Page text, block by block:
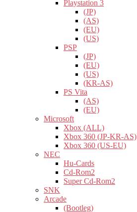
Playstation 3
(JP)
(AS)
(EU)
(US)
PSP
(JP)
(EU)
(US)
(KR-AS)
PS Vita
(AS)
(EU)
Microsoft
Xbox (ALL)
Xbox 360 (JP-KR-AS)
Xbox 360 (US-EU)
NEC
Hu-Cards
Cd-Rom2
Super Cd-Rom2
SNK
Arcade
(Bootleg)